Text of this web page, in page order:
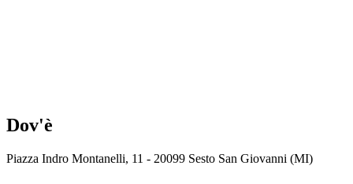
Dov'è
Piazza Indro Montanelli, 11 - 20099 Sesto San Giovanni (MI)